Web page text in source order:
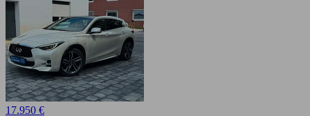
17.950 €